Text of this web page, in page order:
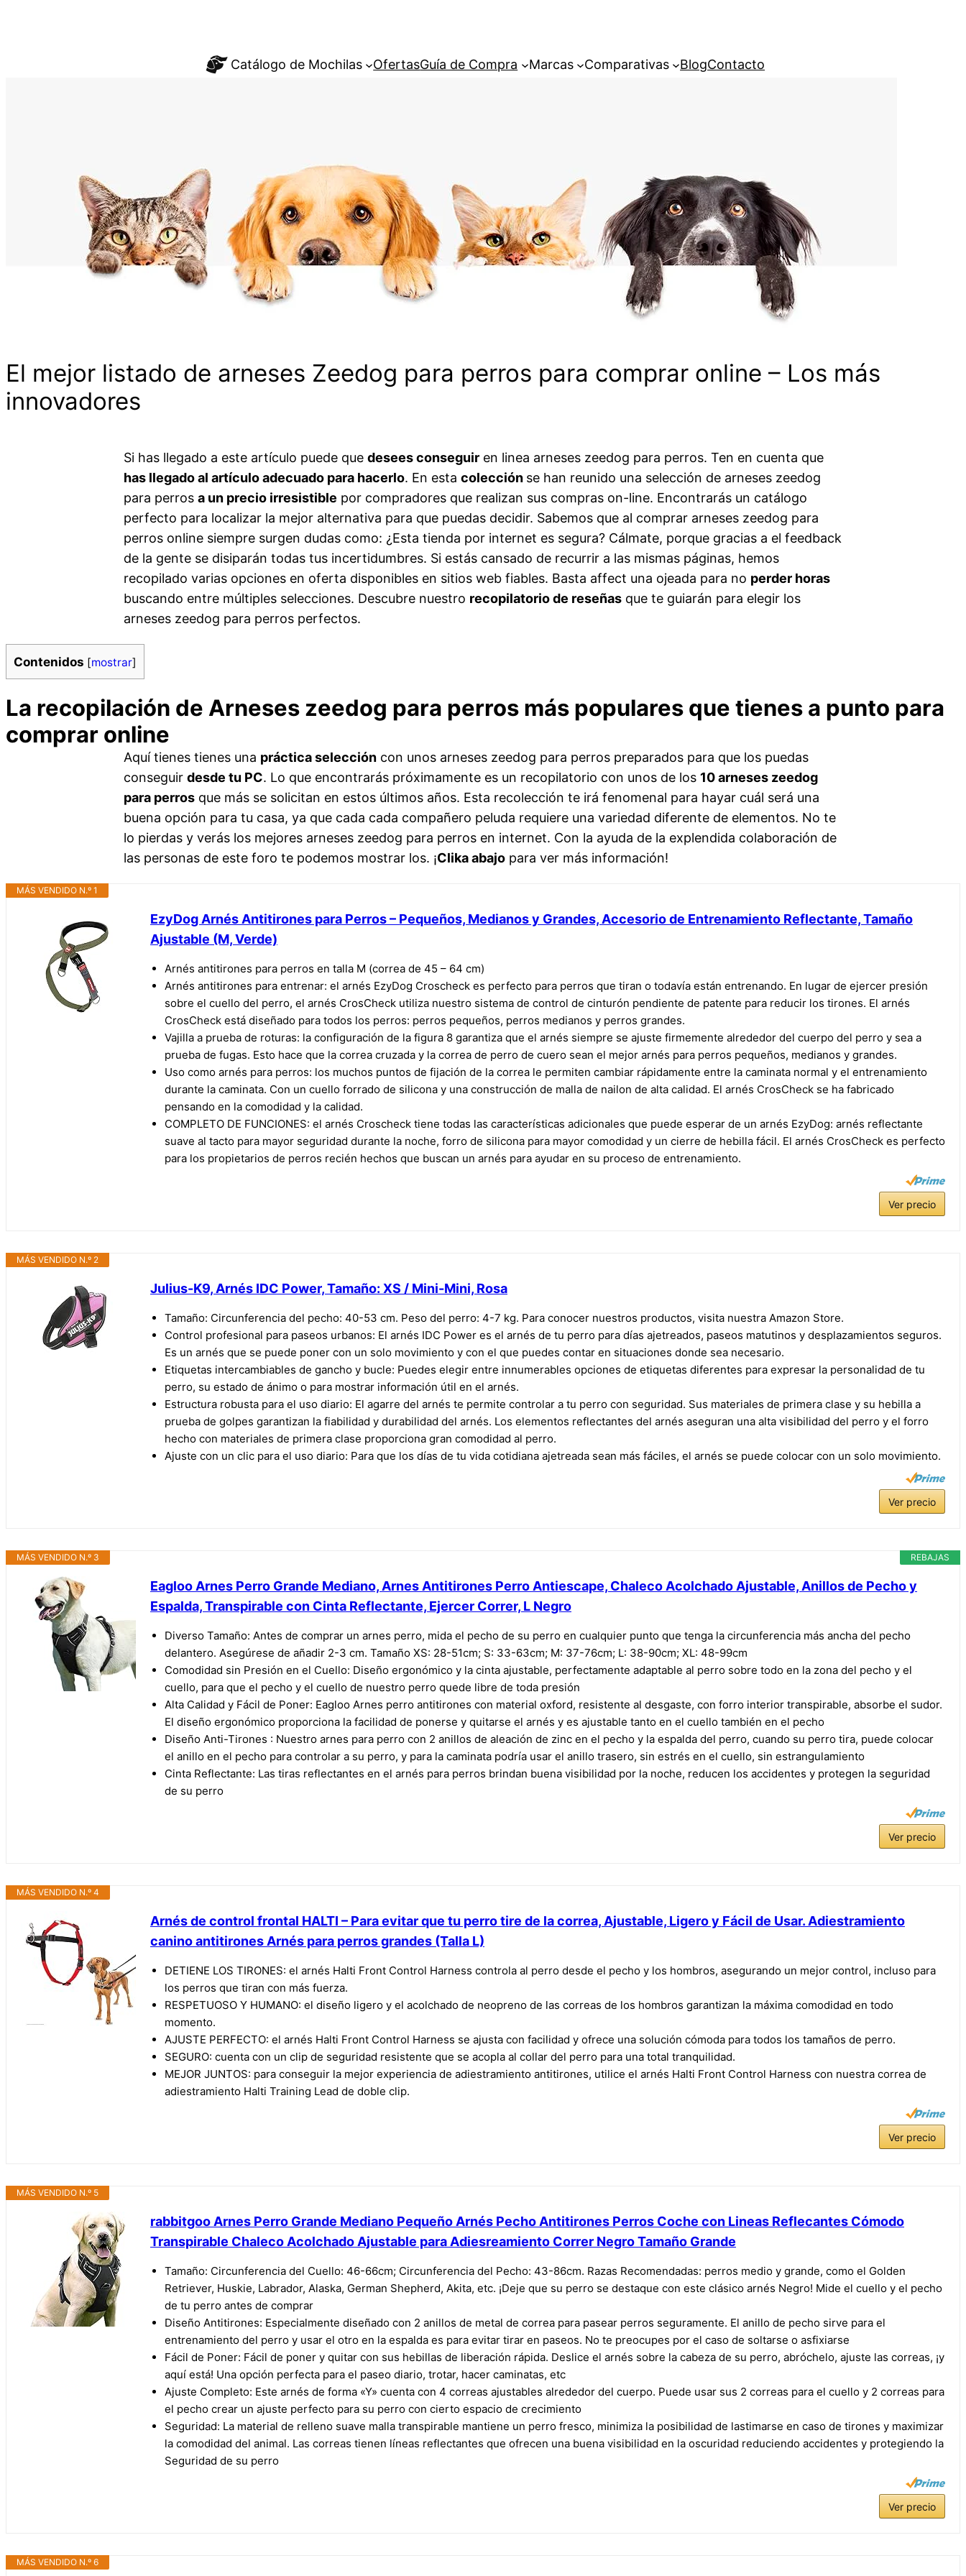
Catálogo de Mochilas OfertasGuía de Compra Marcas Comparativas BlogContacto
El mejor listado de arneses Zeedog para perros para comprar online – Los más
innovadores
Si has llegado a este artículo puede que desees conseguir en linea arneses zeedog para perros. Ten en cuenta que
has llegado al artículo adecuado para hacerlo. En esta colección se han reunido una selección de arneses zeedog
para perros a un precio irresistible por compradores que realizan sus compras on-line. Encontrarás un catálogo
perfecto para localizar la mejor alternativa para que puedas decidir. Sabemos que al comprar arneses zeedog para
perros online siempre surgen dudas como: ¿Esta tienda por internet es segura? Cálmate, porque gracias a el feedback
de la gente se disiparán todas tus incertidumbres. Si estás cansado de recurrir a las mismas páginas, hemos
recopilado varias opciones en oferta disponibles en sitios web fiables. Basta affect una ojeada para no perder horas
buscando entre múltiples selecciones. Descubre nuestro recopilatorio de reseñas que te guiarán para elegir los
arneses zeedog para perros perfectos.
Contenidos [mostrar]
La recopilación de Arneses zeedog para perros más populares que tienes a punto para
comprar online
Aquí tienes tienes una práctica selección con unos arneses zeedog para perros preparados para que los puedas
conseguir desde tu PC. Lo que encontrarás próximamente es un recopilatorio con unos de los 10 arneses zeedog
para perros que más se solicitan en estos últimos años. Esta recolección te irá fenomenal para hayar cuál será una
buena opción para tu casa, ya que cada cada compañero peluda requiere una variedad diferente de elementos. No te
lo pierdas y verás los mejores arneses zeedog para perros en internet. Con la ayuda de la explendida colaboración de
las personas de este foro te podemos mostrar los. ¡Clika abajo para ver más información!
MÁS VENDIDO N.º 1
EzyDog Arnés Antitirones para Perros – Pequeños, Medianos y Grandes, Accesorio de Entrenamiento Reflectante, Tamaño
Ajustable (M, Verde)
Arnés antitirones para perros en talla M (correa de 45 – 64 cm)
Arnés antitirones para entrenar: el arnés EzyDog Croscheck es perfecto para perros que tiran o todavía están entrenando. En lugar de ejercer presión
sobre el cuello del perro, el arnés CrosCheck utiliza nuestro sistema de control de cinturón pendiente de patente para reducir los tirones. El arnés
CrosCheck está diseñado para todos los perros: perros pequeños, perros medianos y perros grandes.
Vajilla a prueba de roturas: la configuración de la figura 8 garantiza que el arnés siempre se ajuste firmemente alrededor del cuerpo del perro y sea a
prueba de fugas. Esto hace que la correa cruzada y la correa de perro de cuero sean el mejor arnés para perros pequeños, medianos y grandes.
Uso como arnés para perros: los muchos puntos de fijación de la correa le permiten cambiar rápidamente entre la caminata normal y el entrenamiento
durante la caminata. Con un cuello forrado de silicona y una construcción de malla de nailon de alta calidad. El arnés CrosCheck se ha fabricado
pensando en la comodidad y la calidad.
COMPLETO DE FUNCIONES: el arnés Croscheck tiene todas las características adicionales que puede esperar de un arnés EzyDog: arnés reflectante
suave al tacto para mayor seguridad durante la noche, forro de silicona para mayor comodidad y un cierre de hebilla fácil. El arnés CrosCheck es perfecto
para los propietarios de perros recién hechos que buscan un arnés para ayudar en su proceso de entrenamiento.
Ver precio
MÁS VENDIDO N.º 2
Julius-K9, Arnés IDC Power, Tamaño: XS / Mini-Mini, Rosa
Tamaño: Circunferencia del pecho: 40-53 cm. Peso del perro: 4-7 kg. Para conocer nuestros productos, visita nuestra Amazon Store.
Control profesional para paseos urbanos: El arnés IDC Power es el arnés de tu perro para días ajetreados, paseos matutinos y desplazamientos seguros.
Es un arnés que se puede poner con un solo movimiento y con el que puedes contar en situaciones donde sea necesario.
Etiquetas intercambiables de gancho y bucle: Puedes elegir entre innumerables opciones de etiquetas diferentes para expresar la personalidad de tu
perro, su estado de ánimo o para mostrar información útil en el arnés.
Estructura robusta para el uso diario: El agarre del arnés te permite controlar a tu perro con seguridad. Sus materiales de primera clase y su hebilla a
prueba de golpes garantizan la fiabilidad y durabilidad del arnés. Los elementos reflectantes del arnés aseguran una alta visibilidad del perro y el forro
hecho con materiales de primera clase proporciona gran comodidad al perro.
Ajuste con un clic para el uso diario: Para que los días de tu vida cotidiana ajetreada sean más fáciles, el arnés se puede colocar con un solo movimiento.
Ver precio
REBAJAS
MÁS VENDIDO N.º 3
Eagloo Arnes Perro Grande Mediano, Arnes Antitirones Perro Antiescape, Chaleco Acolchado Ajustable, Anillos de Pecho y
Espalda, Transpirable con Cinta Reflectante, Ejercer Correr, L Negro
Diverso Tamaño: Antes de comprar un arnes perro, mida el pecho de su perro en cualquier punto que tenga la circunferencia más ancha del pecho
delantero. Asegúrese de añadir 2-3 cm. Tamaño XS: 28-51cm; S: 33-63cm; M: 37-76cm; L: 38-90cm; XL: 48-99cm
Comodidad sin Presión en el Cuello: Diseño ergonómico y la cinta ajustable, perfectamente adaptable al perro sobre todo en la zona del pecho y el
cuello, para que el pecho y el cuello de nuestro perro quede libre de toda presión
Alta Calidad y Fácil de Poner: Eagloo Arnes perro antitirones con material oxford, resistente al desgaste, con forro interior transpirable, absorbe el sudor.
El diseño ergonómico proporciona la facilidad de ponerse y quitarse el arnés y es ajustable tanto en el cuello también en el pecho
Diseño Anti-Tirones : Nuestro arnes para perro con 2 anillos de aleación de zinc en el pecho y la espalda del perro, cuando su perro tira, puede colocar
el anillo en el pecho para controlar a su perro, y para la caminata podría usar el anillo trasero, sin estrés en el cuello, sin estrangulamiento
Cinta Reflectante: Las tiras reflectantes en el arnés para perros brindan buena visibilidad por la noche, reducen los accidentes y protegen la seguridad
de su perro
Ver precio
MÁS VENDIDO N.º 4
Arnés de control frontal HALTI – Para evitar que tu perro tire de la correa, Ajustable, Ligero y Fácil de Usar. Adiestramiento
canino antitirones Arnés para perros grandes (Talla L)
DETIENE LOS TIRONES: el arnés Halti Front Control Harness controla al perro desde el pecho y los hombros, asegurando un mejor control, incluso para
los perros que tiran con más fuerza.
RESPETUOSO Y HUMANO: el diseño ligero y el acolchado de neopreno de las correas de los hombros garantizan la máxima comodidad en todo
momento.
AJUSTE PERFECTO: el arnés Halti Front Control Harness se ajusta con facilidad y ofrece una solución cómoda para todos los tamaños de perro.
SEGURO: cuenta con un clip de seguridad resistente que se acopla al collar del perro para una total tranquilidad.
MEJOR JUNTOS: para conseguir la mejor experiencia de adiestramiento antitirones, utilice el arnés Halti Front Control Harness con nuestra correa de
adiestramiento Halti Training Lead de doble clip.
Ver precio
MÁS VENDIDO N.º 5
rabbitgoo Arnes Perro Grande Mediano Pequeño Arnés Pecho Antitirones Perros Coche con Lineas Reflecantes Cómodo
Transpirable Chaleco Acolchado Ajustable para Adiesreamiento Correr Negro Tamaño Grande
Tamaño: Circunferencia del Cuello: 46-66cm; Circunferencia del Pecho: 43-86cm. Razas Recomendadas: perros medio y grande, como el Golden
Retriever, Huskie, Labrador, Alaska, German Shepherd, Akita, etc. ¡Deje que su perro se destaque con este clásico arnés Negro! Mide el cuello y el pecho
de tu perro antes de comprar
Diseño Antitirones: Especialmente diseñado con 2 anillos de metal de correa para pasear perros seguramente. El anillo de pecho sirve para el
entrenamiento del perro y usar el otro en la espalda es para evitar tirar en paseos. No te preocupes por el caso de soltarse o asfixiarse
Fácil de Poner: Fácil de poner y quitar con sus hebillas de liberación rápida. Deslice el arnés sobre la cabeza de su perro, abróchelo, ajuste las correas, ¡y
aquí está! Una opción perfecta para el paseo diario, trotar, hacer caminatas, etc
Ajuste Completo: Este arnés de forma «Y» cuenta con 4 correas ajustables alrededor del cuerpo. Puede usar sus 2 correas para el cuello y 2 correas para
el pecho crear un ajuste perfecto para su perro con cierto espacio de crecimiento
Seguridad: La material de relleno suave malla transpirable mantiene un perro fresco, minimiza la posibilidad de lastimarse en caso de tirones y maximizar
la comodidad del animal. Las correas tienen líneas reflectantes que ofrecen una buena visibilidad en la oscuridad reduciendo accidentes y protegiendo la
Seguridad de su perro
Ver precio
MÁS VENDIDO N.º 6